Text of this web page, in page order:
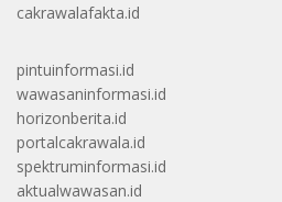
cakrawalafakta.id
pintuinformasi.id
wawasaninformasi.id
horizonberita.id
portalcakrawala.id
spektruminformasi.id
aktualwawasan.id